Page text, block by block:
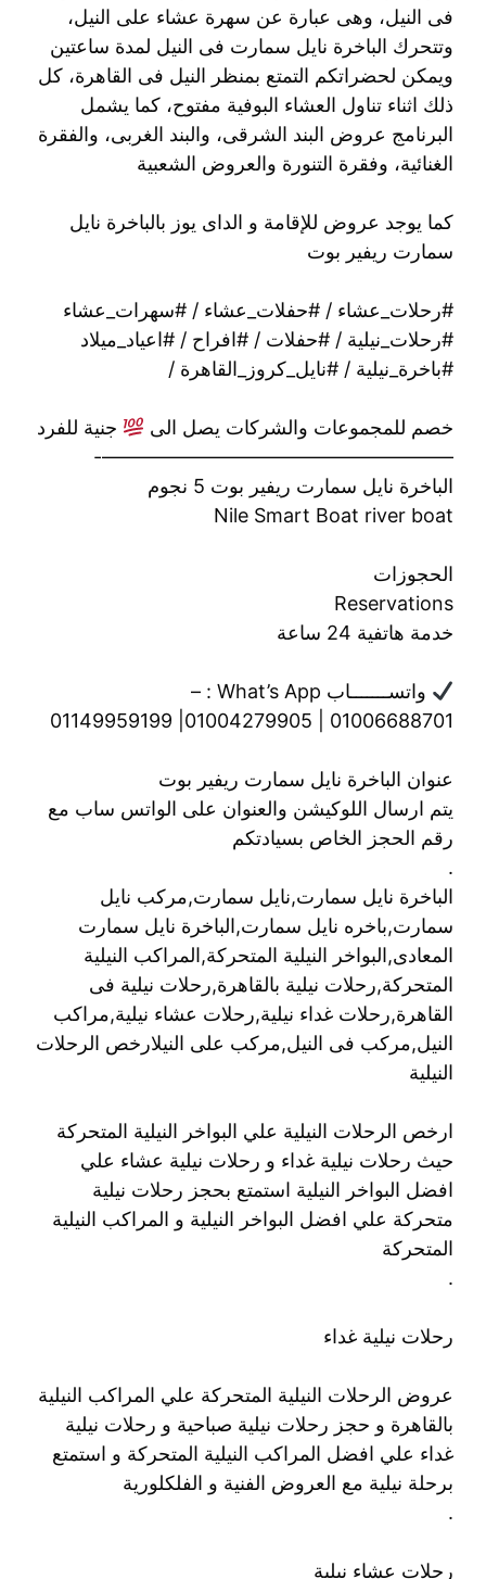
فى النيل، وهى عبارة عن سهرة عشاء على النيل،
وتتحرك الباخرة نايل سمارت فى النيل لمدة ساعتين
ويمكن لحضراتكم التمتع بمنظر النيل فى القاهرة، كل
ذلك اثناء تناول العشاء البوفية مفتوح، كما يشمل
البرنامج عروض البند الشرقى، والبند الغربى، والفقرة
الغنائية، وفقرة التنورة والعروض الشعبية
كما يوجد عروض للإقامة و الداى يوز بالباخرة نايل
سمارت ريفير بوت
#رحلات_عشاء / #حفلات_عشاء / #سهرات_عشاء
#رحلات_نيلية / #حفلات / #افراح / #اعياد_ميلاد
#باخرة_نيلية / #نايل_كروز_القاهرة /
خصم للمجموعات والشركات يصل الى
جنية للفرد
——————————————————-
الباخرة نايل سمارت ريفير بوت 5 نجوم
Nile Smart Boat river boat
الحجوزات
Reservations
خدمة هاتفية 24 ساعة
واتســـــــاب What’s App : –
01006688701 | 01004279905| 01149959199
عنوان الباخرة نايل سمارت ريفير بوت
يتم ارسال اللوكيشن والعنوان على الواتس ساب مع
رقم الحجز الخاص بسيادتكم
.
الباخرة نايل سمارت,نايل سمارت,مركب نايل
سمارت,باخره نايل سمارت,الباخرة نايل سمارت
المعادى,البواخر النيلية المتحركة,المراكب النيلية
المتحركة,رحلات نيلية بالقاهرة,رحلات نيلية فى
القاهرة,رحلات غداء نيلية,رحلات عشاء نيلية,مراكب
النيل,مركب فى النيل,مركب على النيلارخص الرحلات
النيلية
ارخص الرحلات النيلية علي البواخر النيلية المتحركة
حيث رحلات نيلية غداء و رحلات نيلية عشاء علي
افضل البواخر النيلية استمتع بحجز رحلات نيلية
متحركة علي افضل البواخر النيلية و المراكب النيلية
المتحركة
.
رحلات نيلية غداء
عروض الرحلات النيلية المتحركة علي المراكب النيلية
بالقاهرة و حجز رحلات نيلية صباحية و رحلات نيلية
غداء علي افضل المراكب النيلية المتحركة و استمتع
برحلة نيلية مع العروض الفنية و الفلكلورية
.
رحلات عشاء نيلية